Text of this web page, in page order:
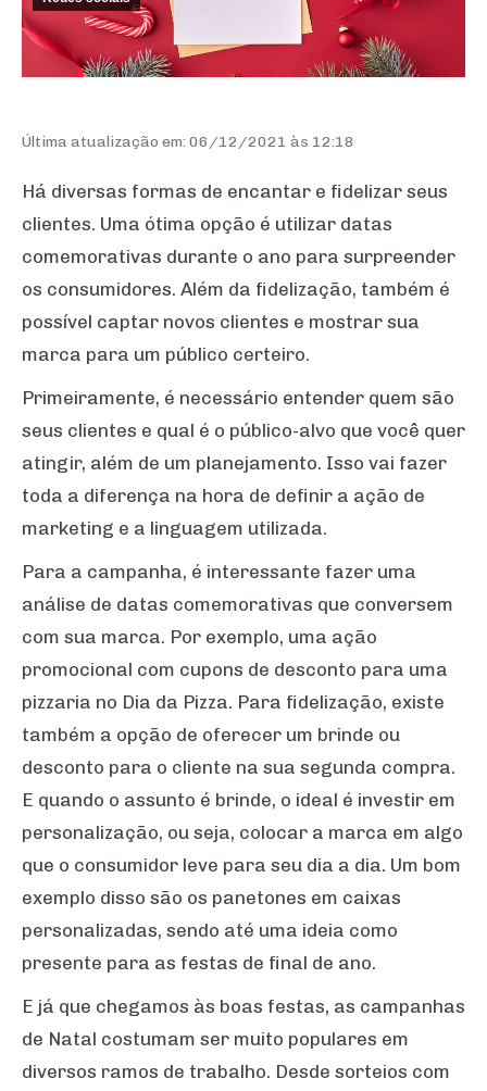
Última atualização em: 06/12/2021 às 12:18
Há diversas formas de encantar e fidelizar seus
clientes. Uma ótima opção é utilizar datas
comemorativas durante o ano para surpreender
os consumidores. Além da fidelização, também é
possível captar novos clientes e mostrar sua
marca para um público certeiro.
Primeiramente, é necessário entender quem são
seus clientes e qual é o público-alvo que você quer
atingir, além de um planejamento. Isso vai fazer
toda a diferença na hora de definir a ação de
marketing e a linguagem utilizada.
Para a campanha, é interessante fazer uma
análise de datas comemorativas que conversem
com sua marca. Por exemplo, uma ação
promocional com cupons de desconto para uma
pizzaria no Dia da Pizza. Para fidelização, existe
também a opção de oferecer um brinde ou
desconto para o cliente na sua segunda compra.
E quando o assunto é brinde, o ideal é investir em
personalização, ou seja, colocar a marca em algo
que o consumidor leve para seu dia a dia. Um bom
exemplo disso são os panetones em caixas
personalizadas, sendo até uma ideia como
presente para as festas de final de ano.
E já que chegamos às boas festas, as campanhas
de Natal costumam ser muito populares em
diversos ramos de trabalho. Desde sorteios com